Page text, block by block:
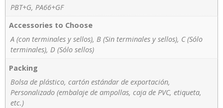
PBT+G, PA66+GF
Accessories to Choose
A (con terminales y sellos), B (Sin terminales y sellos), C (Sólo
terminales), D (Sólo sellos)
Packing
Bolsa de plástico, cartón estándar de exportación,
Personalizado (embalaje de ampollas, caja de PVC, etiqueta,
etc.)